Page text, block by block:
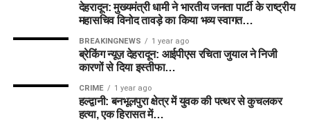
देहरादून: मुख्यमंत्री धामी ने भारतीय जनता पार्टी के राष्ट्रीय
महासचिव विनोद तावड़े का किया भव्य स्वागत…
BREAKINGNEWS 1 year ago
ब्रेकिंग न्यूज़ देहरादून: आईपीएस रचिता जुयाल ने निजी
कारणों से दिया इस्तीफा…
CRIME 1 year ago
हल्द्वानी: बनभूलपुरा क्षेत्र में युवक की पत्थर से कुचलकर
हत्या, एक हिरासत में…